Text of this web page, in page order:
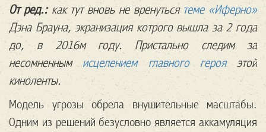
От ред.:как тут вновь не вренуться теме «Иферно»
Дэна Брауна, экранизация котрого вышла за 2 года
до, в 2016м году. Пристально следим за
несомненным исцелением главного герояэтой
киноленты.
Модель угрозы обрела внушительные масштабы.
Одним из решений безусловно является аккамуляция